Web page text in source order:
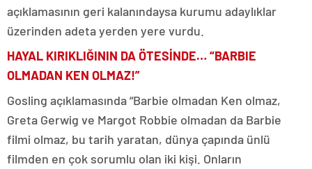
açıklamasının geri kalanındaysa kurumu adaylıklar
üzerinden adeta yerden yere vurdu.
HAYAL KIRIKLIĞININ DA ÖTESİNDE… “BARBIE
OLMADAN KEN OLMAZ!”
Gosling açıklamasında “Barbie olmadan Ken olmaz,
Greta Gerwig ve Margot Robbie olmadan da Barbie
filmi olmaz, bu tarih yaratan, dünya çapında ünlü
filmden en çok sorumlu olan iki kişi. Onların